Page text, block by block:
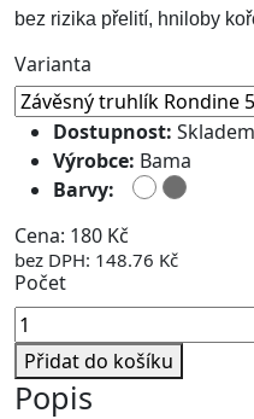
bez rizika přelití, hniloby
Varianta
Dostupnost: Skladem
Výrobce: Bama
Barvy:
Cena: 180 Kč
bez DPH: 148.76 Kč
Počet
Přidat do košíku
Popis